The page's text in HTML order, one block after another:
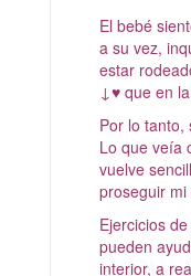
El bebé
a su vez,
estar
↓♥ que en
Por lo tanto,
Lo que veía
vuelve
proseguir mi
Ejercicios
pueden
interior, a